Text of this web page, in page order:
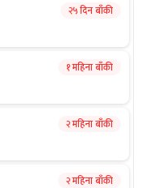
२५ दिन बाँकी
१ महिना बाँकी
२ महिना बाँकी
२ महिना बाँकी